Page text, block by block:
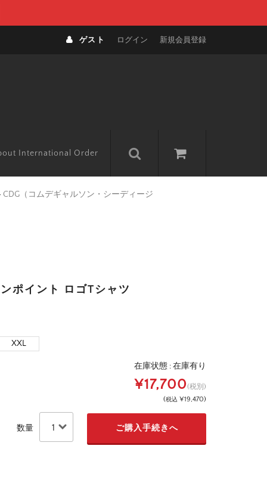
ゲスト ログイン 新規会員登録
International Order
CDG（コムデギャルソン・シーディージ
ポイント ロゴTシャツ
XXL
在庫状態 :在庫有り
¥17,700(税別)
(税込 ¥19,470)
数量